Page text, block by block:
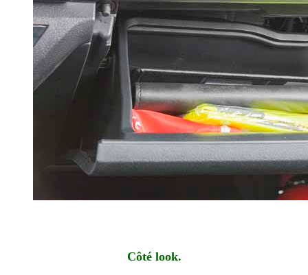
Côté look.